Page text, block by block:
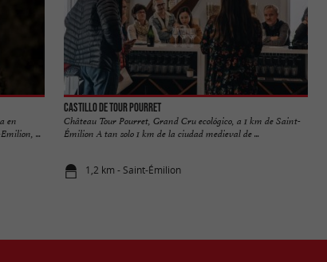
en
...
Castillo de Tour Pourret
Château Tour Pourret, Grand Cru ecológico, a 1 km de Saint-
Émilion A tan solo 1 km de la ciudad medieval de ...
1,2 km - Saint-Émilion